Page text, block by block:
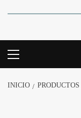
INICIO PRODUCTOS